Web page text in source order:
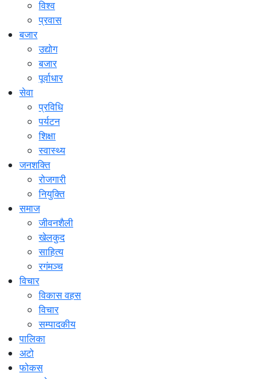
विश्व
प्रवास
बजार
उद्योग
बजार
पूर्वाधार
सेवा
प्रविधि
पर्यटन
शिक्षा
स्वास्थ्य
जनशक्ति
रोजगारी
नियुक्ति
समाज
जीवनशैली
खेलकुद
साहित्य
रगंमञ्च
विचार
विकास वहस
विचार
सम्पादकीय
पालिका
अटो
फोकस